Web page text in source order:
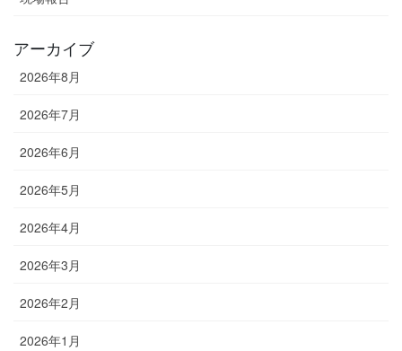
アーカイブ
2026年8月
2026年7月
2026年6月
2026年5月
2026年4月
2026年3月
2026年2月
2026年1月